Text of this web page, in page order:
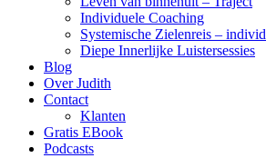
Individuele Coaching
Systemische Zielenreis –
Diepe Innerlijke Luistersessies
Blog
Over Judith
Contact
Klanten
Gratis EBook
Podcasts